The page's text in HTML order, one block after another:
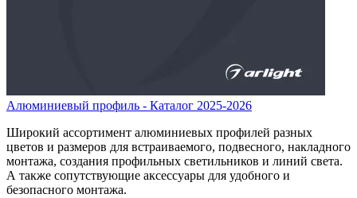
Алюминиевый профиль - Каталог 2025-2026
Широкий ассортимент алюминиевых профилей разных
цветов и размеров для встраиваемого, подвесного, накладного
монтажа, создания профильных светильников и линий света.
А также сопутствующие аксессуары для удобного и
безопасного монтажа.